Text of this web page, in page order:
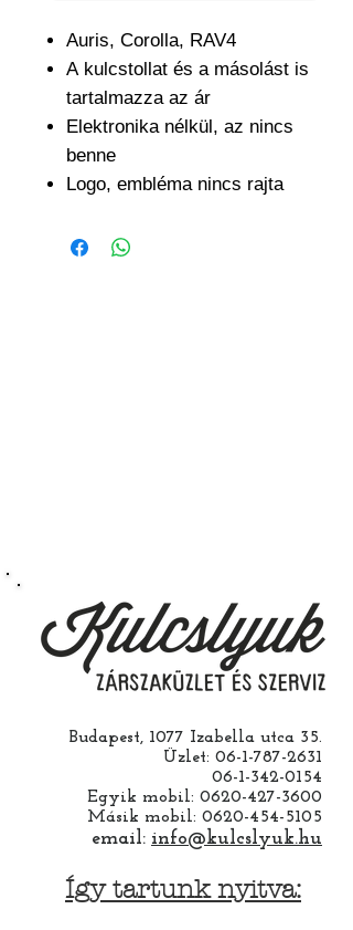
Auris, Corolla, RAV4
A kulcstollat és a másolást is
tartalmazza az ár
Elektronika nélkül, az nincs
benne
Logo, embléma nincs rajta
Budapest, 1077 Izabella utca 35.
Üzlet: 06-1-787-2631
06-1-342-0154
Egyik mobil: 0620-427-3600
Másik mobil: 0620-454-5105
email: info@kulcslyuk.hu
Így tartunk nyitva: